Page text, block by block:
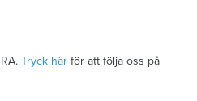
Tryck här för att följa oss på